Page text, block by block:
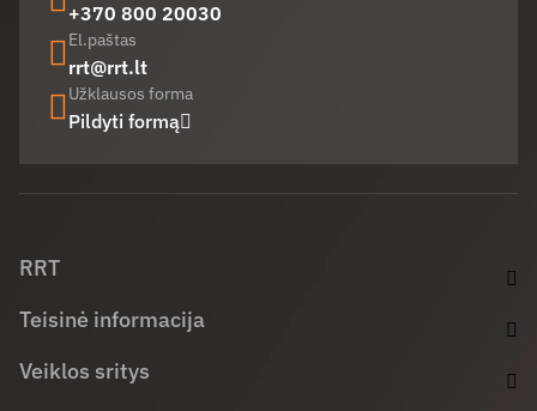
+370 800 20030
El.paštas
rrt@rrt.lt
Užklausos forma
Pildyti formą
RRT
Teisinė informacija
Veiklos sritys